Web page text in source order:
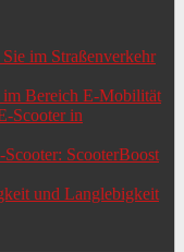
im Straßenverkehr
Bereich E-Mobilität
Scooter in
ScooterBoost
und Langlebigkeit